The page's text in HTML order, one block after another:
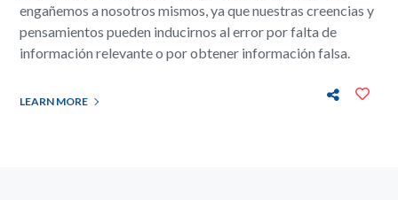
engañemos a nosotros mismos, ya que nuestras creencias y
pensamientos pueden inducirnos al error por falta de
información relevante o por obtener información falsa.
LEARN MORE